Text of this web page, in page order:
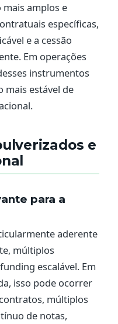
mais amplos e
específicas,
e a cessão
Em operações
instrumentos
mais estável de
e
para a
aderente
múltiplos
escalável. Em
isso pode ocorrer
múltiplos
de notas,